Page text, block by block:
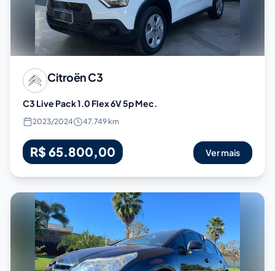
CitroënC3
C3 Live Pack 1.0 Flex 6V 5p Mec.
2023/2024 47.749 km
R$ 65.800,00 Ver mais